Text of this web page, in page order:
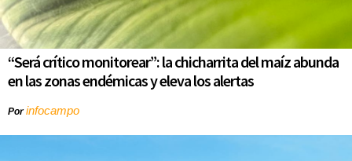
“Será crítico monitorear”: la chicharrita del maíz abunda
en las zonas endémicas y eleva los alertas
Porinfocampo